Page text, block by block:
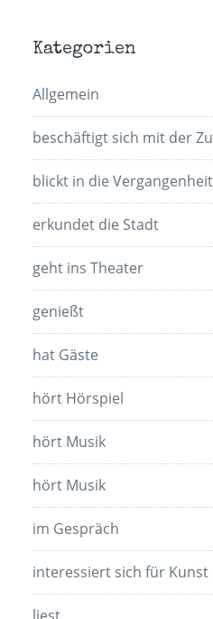
Kategorien
Allgemein
beschäftigt sich mit der
blickt in die Vergangenheit
erkundet die Stadt
geht ins Theater
genießt
hat Gäste
hört Hörspiel
hört Musik
hört Musik
im Gespräch
interessiert sich für Kunst